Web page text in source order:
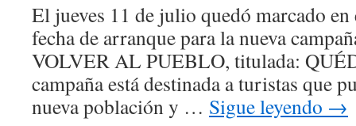
El jueves 11 de julio quedó marcado
fecha de arranque para la nueva
VOLVER AL PUEBLO, titulada:
campaña está destinada a turistas que
nueva población y … Sigue leyendo →